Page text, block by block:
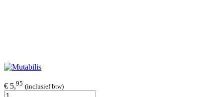
€ 5,95 (inclusief btw)